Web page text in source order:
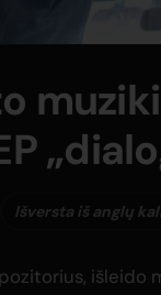
Išversta iš anglų
išleido